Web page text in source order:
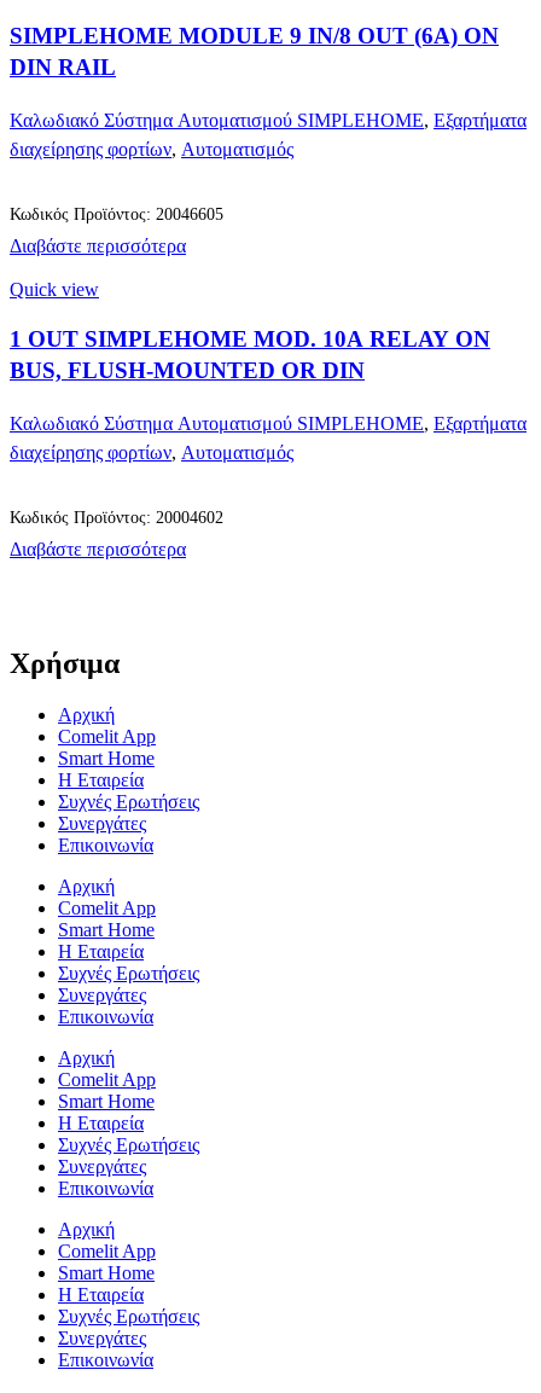
SIMPLEHOME MODULE 9 IN/8 OUT (6A) ON
DIN RAIL
Καλωδιακό Σύστημα Αυτοματισμού SIMPLEHOME, Εξαρτήματα
διαχείρησης φορτίων, Αυτοματισμός
Διαβάστε περισσότερα
Κωδικός Προϊόντος: 20046605
Quick view
1 OUT SIMPLEHOME MOD. 10A RELAY ON
BUS, FLUSH-MOUNTED OR DIN
Καλωδιακό Σύστημα Αυτοματισμού SIMPLEHOME, Εξαρτήματα
διαχείρησης φορτίων, Αυτοματισμός
Διαβάστε περισσότερα
Κωδικός Προϊόντος: 20004602
Χρήσιμα
Αρχική
Comelit App
Smart Home
Η Εταιρεία
Συχνές Ερωτήσεις
Συνεργάτες
Επικοινωνία
Αρχική
Comelit App
Smart Home
Η Εταιρεία
Συχνές Ερωτήσεις
Συνεργάτες
Επικοινωνία
Αρχική
Comelit App
Smart Home
Η Εταιρεία
Συχνές Ερωτήσεις
Συνεργάτες
Επικοινωνία
Αρχική
Comelit App
Smart Home
Η Εταιρεία
Συχνές Ερωτήσεις
Συνεργάτες
Επικοινωνία